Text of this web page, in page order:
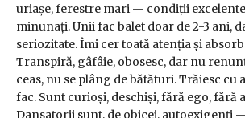
uriașe, ferestre mari — condiții
minunați. Unii fac balet doar de 2-3 ani,
seriozitate. Îmi cer toată atenția și
Transpiră, gâfâie, obosesc, dar nu
ceas, nu se plâng de bătături. Trăiesc cu
fac. Sunt curioși, deschiși, fără ego, fără
Dansatorii sunt, de obicei, autoexigenți